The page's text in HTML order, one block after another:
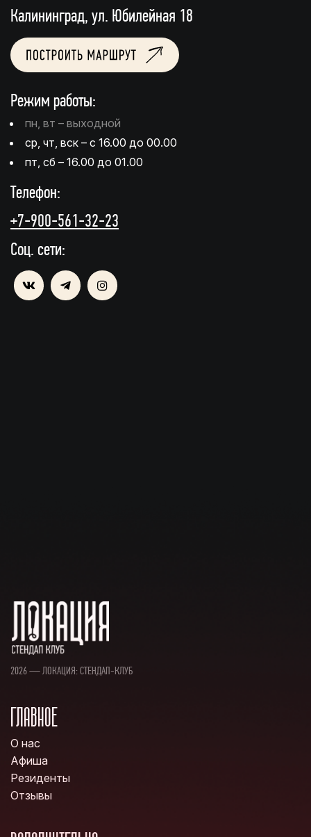
Калининград, ул. Юбилейная 18
Режим работы:
пн, вт – выходной
ср, чт, вск – с 16.00 до 00.00
пт, сб – 16.00 до 01.00
Телефон:
+7-900-561-32-23
Соц. сети:
2026 — ЛОКАЦИЯ: СТЕНДАП-КЛУБ
ГЛАВНОЕ
О нас
Афиша
Резиденты
Отзывы